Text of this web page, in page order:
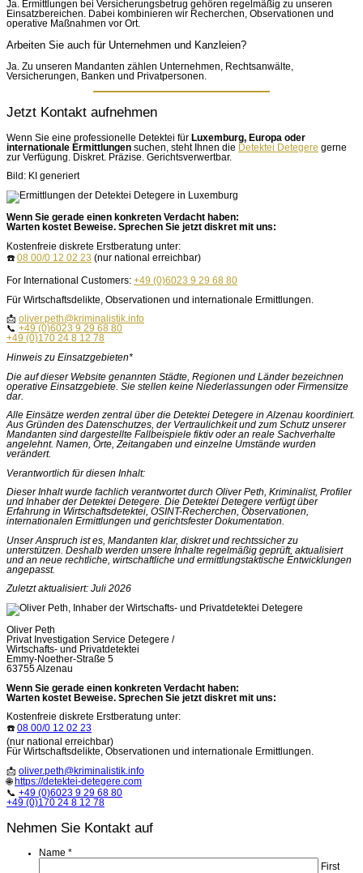
Ja. Ermittlungen bei Versicherungsbetrug gehören regelmäßig zu unseren
Einsatzbereichen. Dabei kombinieren wir Recherchen, Observationen und
operative Maßnahmen vor Ort.
Arbeiten Sie auch für Unternehmen und Kanzleien?
Ja. Zu unseren Mandanten zählen Unternehmen, Rechtsanwälte,
Versicherungen, Banken und Privatpersonen.
Jetzt Kontakt aufnehmen
Wenn Sie eine professionelle Detektei für Luxemburg, Europa oder
internationale Ermittlungen suchen, steht Ihnen die Detektei Detegere gerne
zur Verfügung. Diskret. Präzise. Gerichtsverwertbar.
Bild: KI generiert
Wenn Sie gerade einen konkreten Verdacht haben:
Warten kostet Beweise. Sprechen Sie jetzt diskret mit uns:
Kostenfreie diskrete Erstberatung unter:
☎️ 08 00/0 12 02 23 (nur national erreichbar)
For International Customers: +49 (0)6023 9 29 68 80
Für Wirtschaftsdelikte, Observationen und internationale Ermittlungen.
📩 oliver.peth@kriminalistik.info
📞 +49 (0)6023 9 29 68 80
+49 (0)170 24 8 12 78
Hinweis zu Einsatzgebieten*
Die auf dieser Website genannten Städte, Regionen und Länder bezeichnen
operative Einsatzgebiete. Sie stellen keine Niederlassungen oder Firmensitze
dar.
Alle Einsätze werden zentral über die Detektei Detegere in Alzenau koordiniert.
Aus Gründen des Datenschutzes, der Vertraulichkeit und zum Schutz unserer
Mandanten sind dargestellte Fallbeispiele fiktiv oder an reale Sachverhalte
angelehnt. Namen, Orte, Zeitangaben und einzelne Umstände wurden
verändert.
Verantwortlich für diesen Inhalt:
Dieser Inhalt wurde fachlich verantwortet durch Oliver Peth, Kriminalist, Profiler
und Inhaber der Detektei Detegere. Die Detektei Detegere verfügt über
Erfahrung in Wirtschaftsdetektei, OSINT-Recherchen, Observationen,
internationalen Ermittlungen und gerichtsfester Dokumentation.
Unser Anspruch ist es, Mandanten klar, diskret und rechtssicher zu
unterstützen. Deshalb werden unsere Inhalte regelmäßig geprüft, aktualisiert
und an neue rechtliche, wirtschaftliche und ermittlungstaktische Entwicklungen
angepasst.
Zuletzt aktualisiert: Juli 2026
Oliver Peth
Privat Investigation Service Detegere /
Wirtschafts- und Privatdetektei
Emmy-Noether-Straße 5
63755 Alzenau
Wenn Sie gerade einen konkreten Verdacht haben:
Warten kostet Beweise. Sprechen Sie jetzt diskret mit uns:
Kostenfreie diskrete Erstberatung unter:
☎️ 08 00/0 12 02 23
(nur national erreichbar)
Für Wirtschaftsdelikte, Observationen und internationale Ermittlungen.
📩 oliver.peth@kriminalistik.info
🌐 https://detektei-detegere.com
📞 +49 (0)6023 9 29 68 80
+49 (0)170 24 8 12 78
Nehmen Sie Kontakt auf
Name *
First